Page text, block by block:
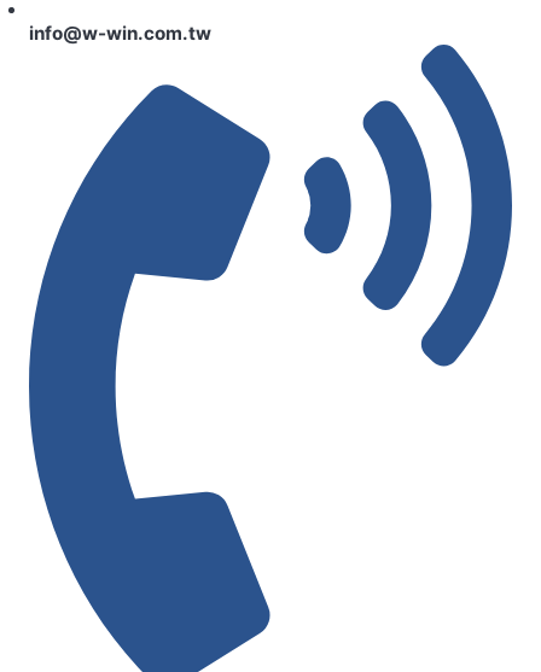
info@w-win.com.tw